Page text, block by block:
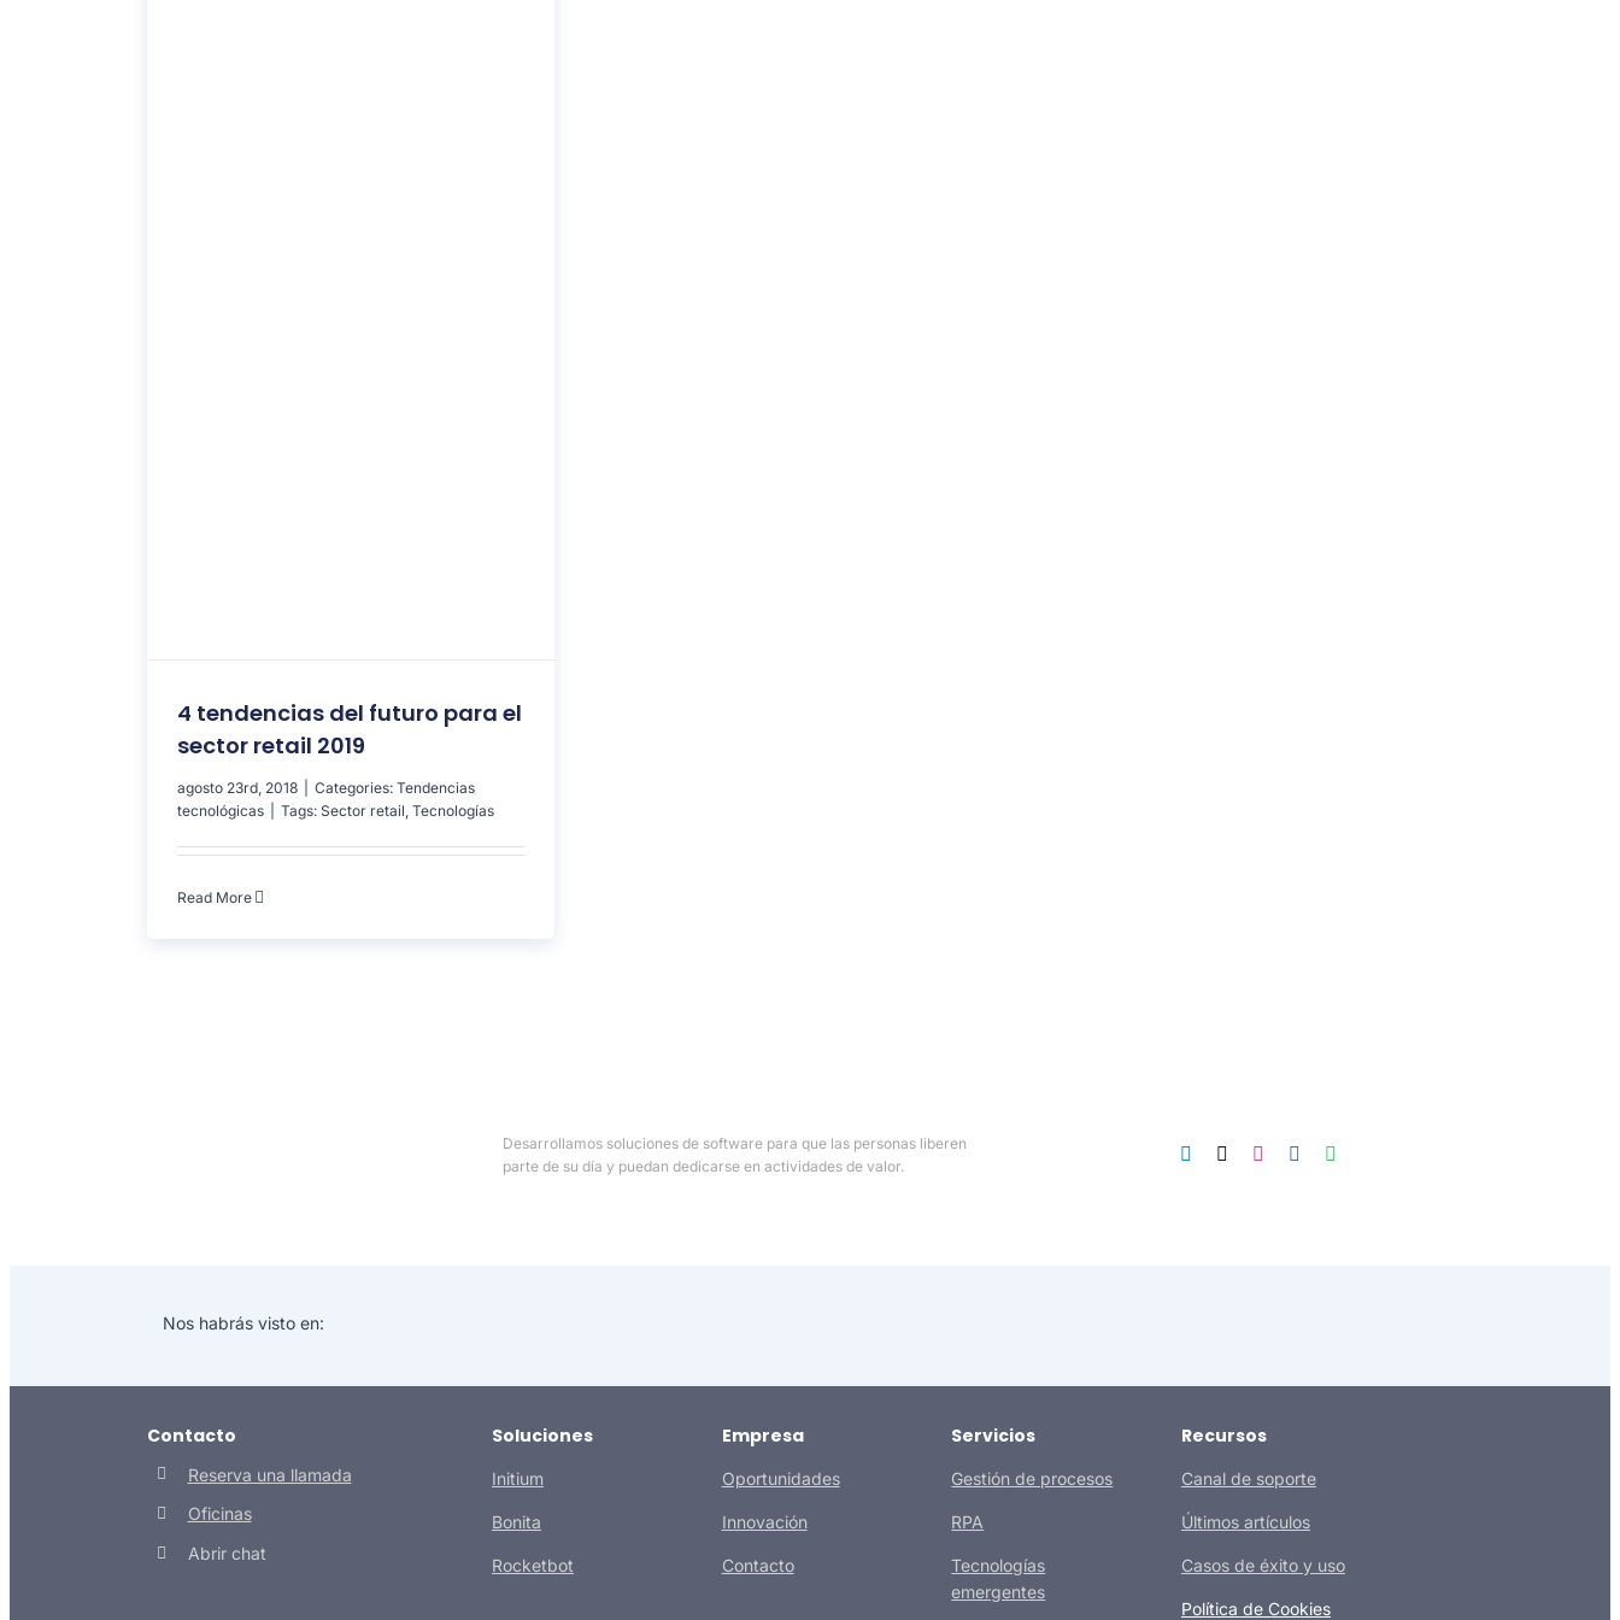
4 tendencias del futuro para el
sector retail 2019
agosto 23rd, 2018 Categories: Tendencias
tecnológicas
Tags: Sector retail, Tecnologías
Read More
Desarrollamos soluciones de software para que las personas liberen
parte de su día y puedan dedicarse en actividades de valor.
Nos habrás visto en:
Contacto
Reserva una llamada
Oficinas
Abrir chat
Soluciones
Initium
Bonita
Rocketbot
Empresa
Oportunidades
Innovación
Contacto
Servicios
Gestión de procesos
RPA
Tecnologías
emergentes
Recursos
Canal de soporte
Últimos artículos
Casos de éxito y uso
Política de Cookies